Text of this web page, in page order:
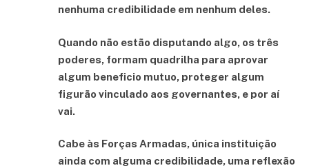
nenhuma credibilidade em nenhum deles.
Quando não estão disputando algo, os três
poderes, formam quadrilha para aprovar
algum beneficio mutuo, proteger algum
figurão vinculado aos governantes, e por aí
vai.
Cabe às Forças Armadas, única instituição
ainda com alguma credibilidade, uma reflexão